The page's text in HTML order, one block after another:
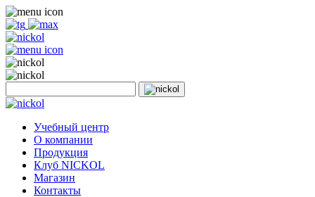
Учебный центр
О компании
Продукция
Клуб NICKOL
Магазин
Контакты